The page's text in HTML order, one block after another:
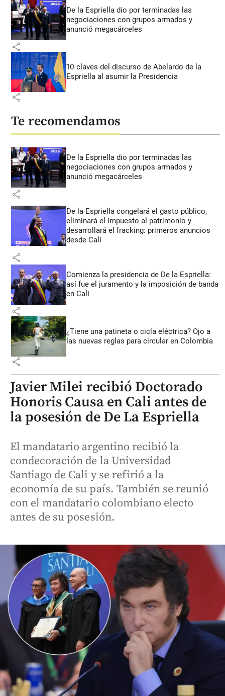
De la Espriella dio por terminadas las
negociaciones con grupos armados y
anunció megacárceles
share
10 claves del discurso de Abelardo de la
Espriella al asumir la Presidencia
share
Te recomendamos
De la Espriella dio por terminadas las
negociaciones con grupos armados y
anunció megacárceles
share
De la Espriella congelará el gasto público,
eliminará el impuesto al patrimonio y
desarrollará el fracking: primeros anuncios
desde Cali
share
Comienza la presidencia de De la Espriella:
así fue el juramento y la imposición de banda
en Cali
share
¿Tiene una patineta o cicla eléctrica? Ojo a
las nuevas reglas para circular en Colombia
share
Javier Milei recibió Doctorado
Honoris Causa en Cali antes de
la posesión de De La Espriella
El mandatario argentino recibió la
condecoración de la Universidad
Santiago de Cali y se refirió a la
economía de su país. También se reunió
con el mandatario colombiano electo
antes de su posesión.